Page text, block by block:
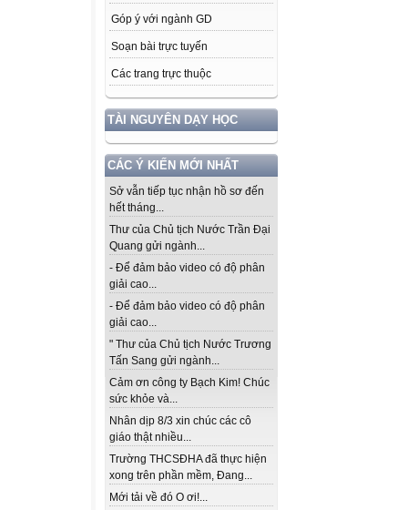
Góp ý với ngành GD
Soạn bài trực tuyến
Các trang trực thuộc
TÀI NGUYÊN DẠY HỌC
CÁC Ý KIẾN MỚI NHẤT
Sở vẫn tiếp tục nhận hồ sơ đến
hết tháng...
Thư của Chủ tịch Nước Trần Đại
Quang gửi ngành...
- Để đảm bảo video có độ phân
giải cao...
- Để đảm bảo video có độ phân
giải cao...
" Thư của Chủ tịch Nước Trương
Tấn Sang gửi ngành...
Cảm ơn công ty Bạch Kim! Chúc
sức khỏe và...
Nhân dịp 8/3 xin chúc các cô
giáo thật nhiều...
Trường THCSĐHA đã thực hiện
xong trên phần mềm, Đang...
Mới tải về đó O ơi!...